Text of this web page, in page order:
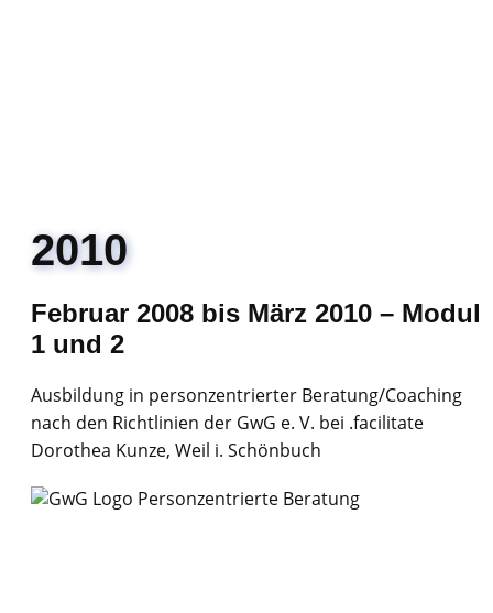
2010
Februar 2008 bis März 2010 – Modul
1 und 2
Ausbildung in personzentrierter Beratung/Coaching
nach den Richtlinien der GwG e. V. bei .facilitate
Dorothea Kunze, Weil i. Schönbuch